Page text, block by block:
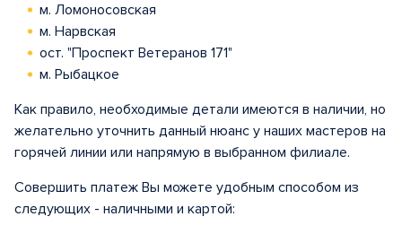
м. Ломоносовская
м. Нарвская
ост. "Проспект Ветеранов 171"
м. Рыбацкое
Как правило, необходимые детали имеются в наличии, но
желательно уточнить данный нюанс у наших мастеров на
горячей линии или напрямую в выбранном филиале.
Совершить платеж Вы можете удобным способом из
следующих - наличными и картой: